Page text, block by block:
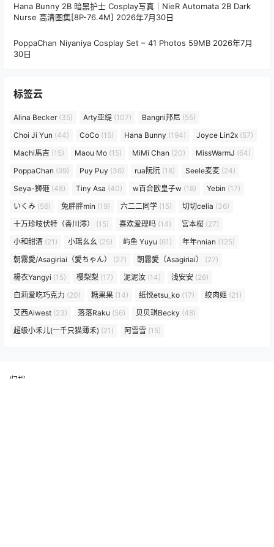
Hana Bunny 2B 暗黑护士 Cosplay写真｜NieR Automata 2B Dark
Nurse 高清图集[8P-76.4M] 2026年7月30日
PoppaChan Niyaniya Cosplay Set – 41 Photos 59MB 2026年7月
30日
标签云
Alina Becker(35) Arty亚缇 (107) Bangni邦尼 (55)
Choi Ji Yun (44) CoCo (15) Hana Bunny (194) Joyce Lin2x (57)
Machi馬吉 (15) Maou Mo (15) MiMi Chan (20) MissWarmJ (64)
PoppaChan (99) Puy Puy (36) rua阮阮 (18) Seele麦麦 (24)
Seya-狮砸 (48) Tiny Asa (40) w百合欧皇子w (18) Yebin (17)
いくみ (56) 兔胖胖min (19) 六二二同学 (15) 切切celia (36)
十万珍吱伏特（香川澪）
(15) 喜欢爱理吗 (14) 宮本桜 (27)
小和甜酒 (21) 小瑶幺幺 (25) 屿鱼 Yuyu (61) 年年nnian (125)
朝霧愛/Asagiriai（愛ちゃん）
(27) 朝霧愛（Asagiriai）
(27)
楊衣Yangyi (15) 樱梨梨 (17) 泥泥汝 (14) 浅安安 (26)
白莉爱吃巧克力 (20) 糖果果 (14) 纸悦etsu_ko (17) 绞肉姬 (21)
艾西Aiwest (23) 落落Raku (56) 贝贝琪Becky (48)
超级小禾儿(一千只猫薄禾) (21) 阿雪雪 (15)
归档